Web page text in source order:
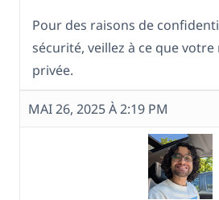
Pour des raisons de
sécurité, veillez à ce que
privée.
MAI 26, 2025 À 2:19 PM